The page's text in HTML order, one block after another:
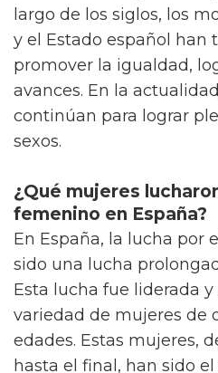
largo de los siglos, los
y el Estado español han
promover la igualdad,
avances. En la
continúan para lograr
sexos.
¿Qué mujeres
femenino en España?
En España, la lucha por
sido una lucha
Esta lucha fue liderada
variedad de mujeres de
edades. Estas mujeres,
hasta el final, han sido